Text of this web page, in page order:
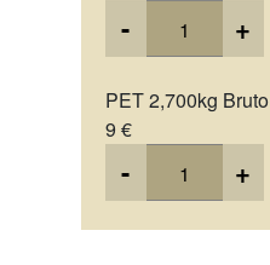
- +
PET 2,700kg Bruto
9 €
- +